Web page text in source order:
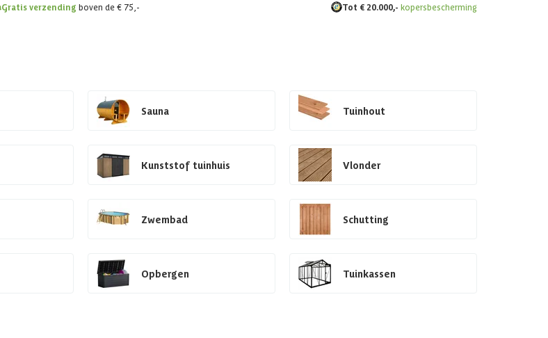
Gratis verzending boven de € 75,- Tot € 20.000,- kopersbescherming
Sauna Tuinhout
Kunststof tuinhuis Vlonder
Zwembad Schutting
Opbergen Tuinkassen